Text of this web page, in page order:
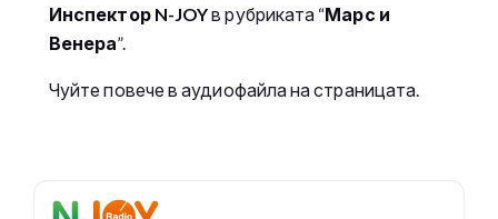
Инспектор N-JOYв рубриката “Марс и
Венера”.
Чуйте повече в аудиофайла на страницата.